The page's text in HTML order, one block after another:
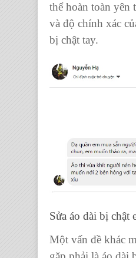
thể hoàn toàn yên
và độ chính xác
bị chật tay.
Sửa áo dài bị chật
Một vấn đề khác